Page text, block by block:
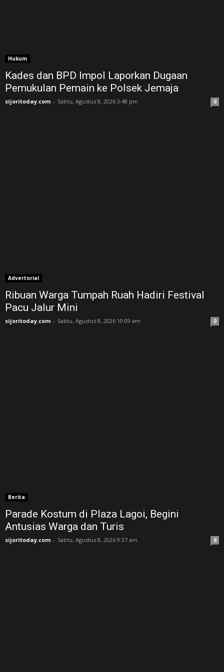
Hukum
Kades dan BPD Impol Laporkan Dugaan
Pemukulan Pemain ke Polsek Jemaja
sijoritoday.com - Sabtu, Agustus 8, 2026 3:48 pm 0
Advertorial
Ribuan Warga Tumpah Ruah Hadiri Festival
Pacu Jalur Mini
sijoritoday.com - Sabtu, Agustus 8, 2026 10:09 am 0
Berita
Parade Kostum di Plaza Lagoi, Begini
Antusias Warga dan Turis
sijoritoday.com - Sabtu, Agustus 8, 2026 9:37 am 0